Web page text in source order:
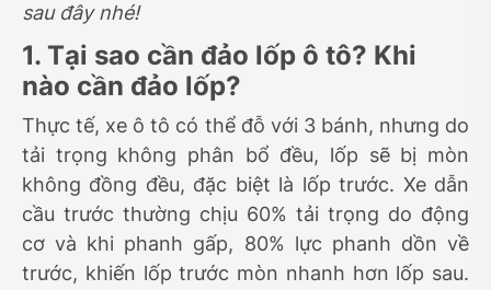
sau đây nhé!
1. Tại sao cần đảo lốp ô tô? Khi
nào cần đảo lốp?
Thực tế, xe ô tô có thể đỗ với 3 bánh, nhưng do
tải trọng không phân bổ đều, lốp sẽ bị mòn
không đồng đều, đặc biệt là lốp trước. Xe dẫn
cầu trước thường chịu 60% tải trọng do động
cơ và khi phanh gấp, 80% lực phanh dồn về
trước, khiến lốp trước mòn nhanh hơn lốp sau.